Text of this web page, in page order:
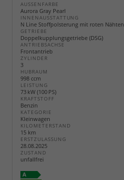
AUSSENFARBE
Aurora Gray Pearl
INNENAUSSTATTUNG
N Line Stoffpolsterung mit roten Nähten
GETRIEBE
Doppelkupplungsgetriebe (DSG)
ANTRIEBSACHSE
Frontantrieb
ZYLINDER
3
HUBRAUM
998 ccm
LEISTUNG
73 kW (100 PS)
KRAFTSTOFF
Benzin
KATEGORIE
Kleinwagen
KILOMETERSTAND
15 km
ERSTZULASSUNG
28.08.2025
ZUSTAND
unfallfrei